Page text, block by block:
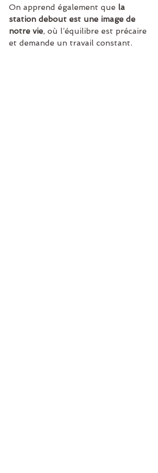
On apprend également que la
station debout est une image de
notre vie, où l’équilibre est précaire
et demande un travail constant,